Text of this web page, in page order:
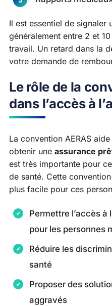
Il est essentiel de signaler
généralement entre 2 et
travail. Un retard dans la
votre demande de
Le rôle de la
dans l’accès à
La convention AERAS
obtenir une assurance
est très importante pour
de santé. Cette convention
plus facile pour ces
Permettre l’accès à
pour les personnes
Réduire les
santé
Proposer des
aggravés